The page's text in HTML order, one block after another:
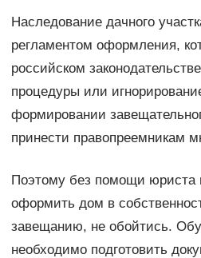
Наследование дачного
регламентом оформления,
российском
процедуры или
формировании
принести правопреемникам
Поэтому без помощи юриста
оформить дом в
завещанию, не обойтись.
необходимо подготовить